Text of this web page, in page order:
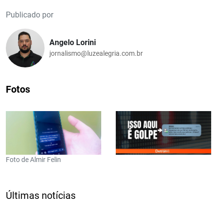
Publicado por
Angelo Lorini
jornalismo@luzealegria.com.br
Fotos
Foto de Almir Felin
Últimas notícias